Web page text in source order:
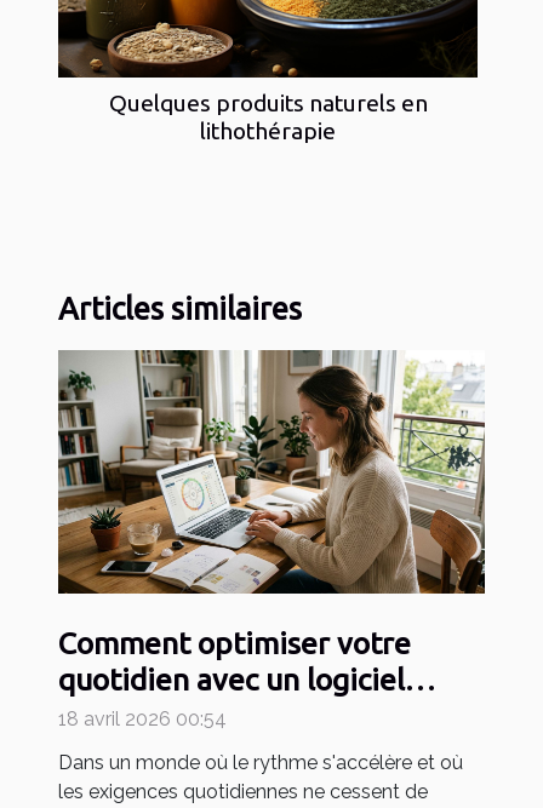
Quelques produits naturels en
lithothérapie
Articles similaires
Comment optimiser votre
quotidien avec un logiciel
d'astrologie en ligne ?
18 avril 2026 00:54
Dans un monde où le rythme s'accélère et où
les exigences quotidiennes ne cessent de